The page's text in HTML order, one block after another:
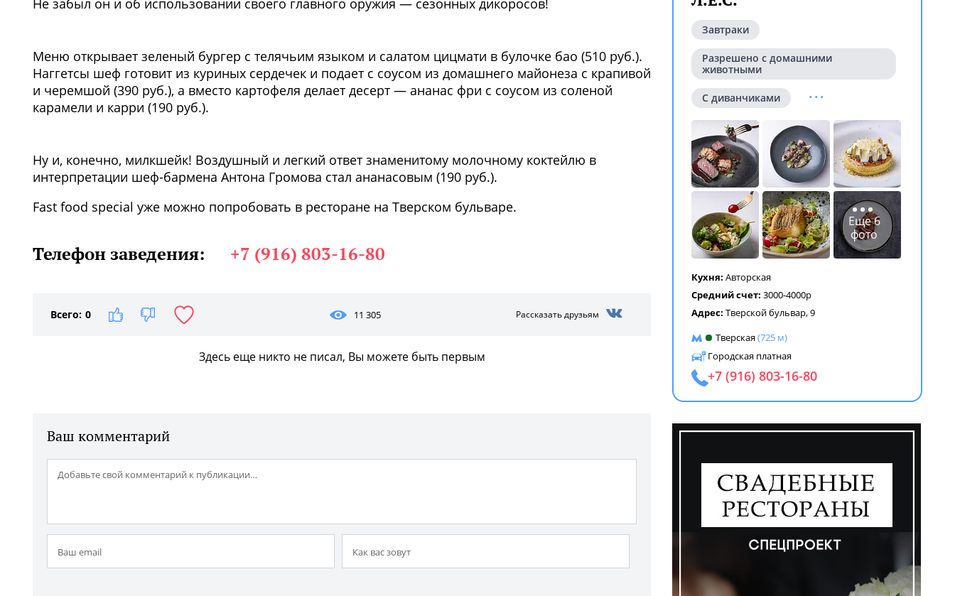
Не забыл он и об использовании своего главного оружия — сезонных дикоросов!
1/2
Фото предоставлены заведением
Меню открывает зеленый бургер с телячьим языком и салатом цицмати в булочке бао (510 руб.).
Наггетсы шеф готовит из куриных сердечек и подает с соусом из домашнего майонеза с крапивой
и черемшой (390 руб.), а вместо картофеля делает десерт — ананас фри с соусом из соленой
карамели и карри (190 руб.).
1/2
Ну и, конечно, милкшейк! Воздушный и легкий ответ знаменитому молочному коктейлю в
интерпретации шеф-бармена Антона Громова стал ананасовым (190 руб.).
Fast food special уже можно попробовать в ресторане на Тверском бульваре.
Телефон заведения: +7 (916) 803-16-80
Всего: 0 11 305 Рассказать друзьям
Здесь еще никто не писал, Вы можете быть первым
Ваш комментарий
Завтраки
Разрешено с домашними
животными
С диванчиками ...
Еще 6
фото
Кухня: Авторская
Средний счет: 3000-4000р
Адрес: Тверской бульвар, 9
Тверская(725 м)
Городская платная
+7 (916) 803-16-80